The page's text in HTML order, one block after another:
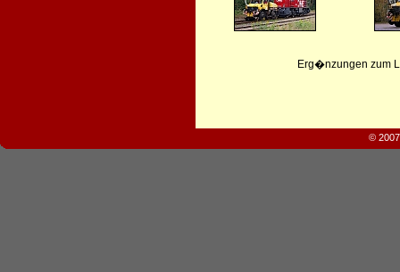
Erg�nzungen zum
©